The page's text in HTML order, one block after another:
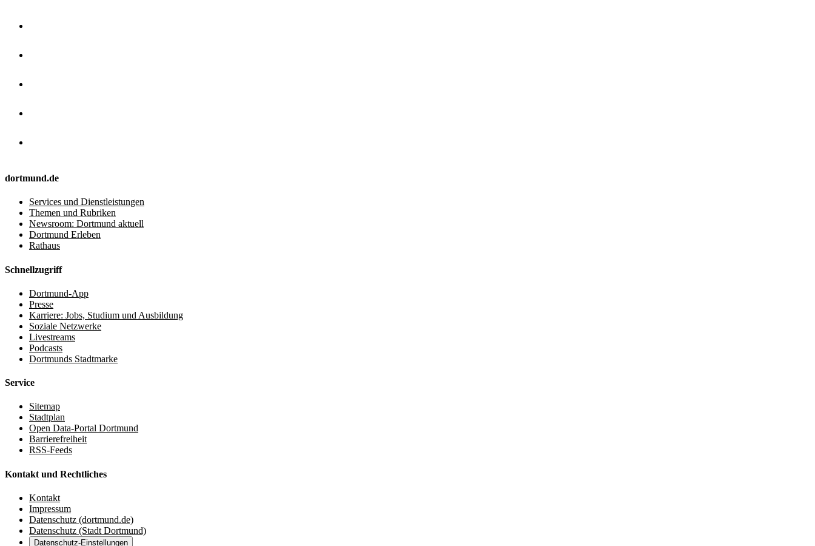
dortmund.de
Services und Dienstleistungen
Themen und Rubriken
Newsroom: Dortmund aktuell
Dortmund Erleben
Rathaus
Schnellzugriff
Dortmund-App
Presse
Karriere: Jobs, Studium und Ausbildung
Soziale Netzwerke
Livestreams
Podcasts
Dortmunds Stadtmarke
Service
Sitemap
Stadtplan
Open Data-Portal Dortmund
Barrierefreiheit
RSS-Feeds
Kontakt und Rechtliches
Kontakt
Impressum
Datenschutz (dortmund.de)
Datenschutz (Stadt Dortmund)
Datenschutz-Einstellungen